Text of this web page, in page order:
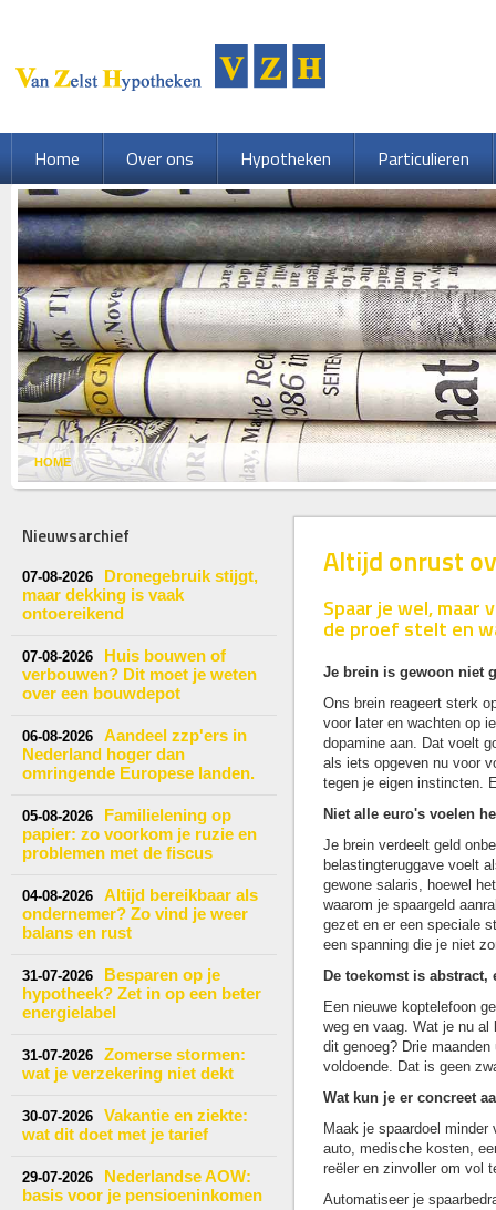
HOME
Home Over ons Hypotheken Particulieren
Nieuwsarchief
07-08-2026
Dronegebruik stijgt,
maar dekking is vaak
ontoereikend
07-08-2026
Huis bouwen of
verbouwen? Dit moet je weten
over een bouwdepot
06-08-2026
Aandeel zzp'ers in
Nederland hoger dan
omringende Europese landen.
05-08-2026
Familielening op
papier: zo voorkom je ruzie en
problemen met de fiscus
04-08-2026
Altijd bereikbaar als
ondernemer? Zo vind je weer
balans en rust
31-07-2026
Besparen op je
hypotheek? Zet in op een beter
energielabel
31-07-2026
Zomerse stormen:
wat je verzekering niet dekt
30-07-2026
Vakantie en ziekte:
wat dit doet met je tarief
29-07-2026
Nederlandse AOW:
basis voor je pensioeninkomen
Altijd onrust
Spaar je wel,
de proef stelt en
Je brein is gewoon niet
Ons brein reageert sterk
voor later en wachten op
dopamine aan. Dat voelt
als iets opgeven nu voor
tegen je eigen instincten.
Niet alle euro's voelen
Je brein verdeelt geld
belastingteruggave voelt
gewone salaris, hoewel
waarom je spaargeld
gezet en er een speciale
een spanning die je niet
De toekomst is abstract,
Een nieuwe koptelefoon
weg en vaag. Wat je nu
dit genoeg? Drie
voldoende. Dat is geen
Wat kun je er concreet
Maak je spaardoel
auto, medische kosten,
reëler en zinvoller om vol
Automatiseer je